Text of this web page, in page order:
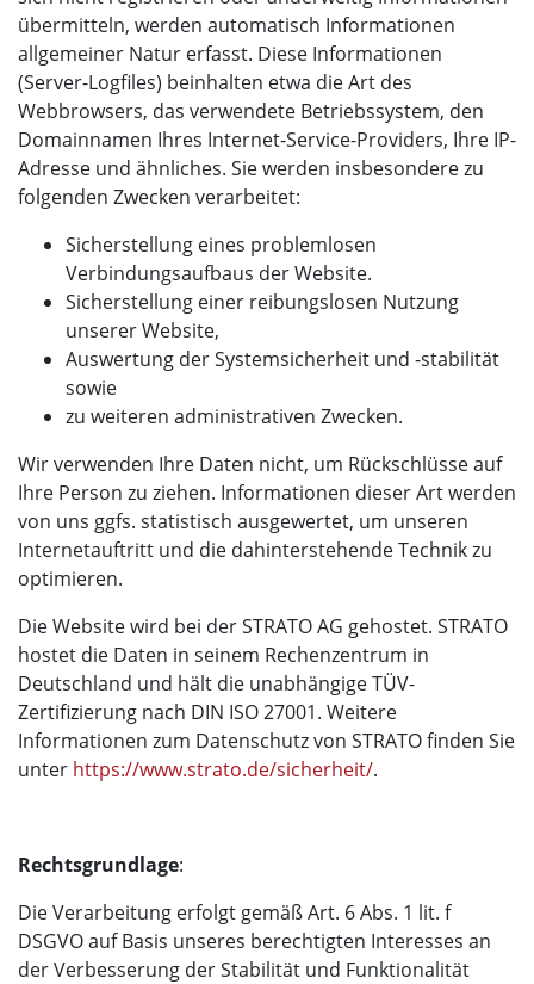
übermitteln, werden automatisch Informationen
allgemeiner Natur erfasst. Diese Informationen
(Server-Logfiles) beinhalten etwa die Art des
Webbrowsers, das verwendete Betriebssystem, den
Domainnamen Ihres Internet-Service-Providers, Ihre IP-
Adresse und ähnliches. Sie werden insbesondere zu
folgenden Zwecken verarbeitet:
Sicherstellung eines problemlosen
Verbindungsaufbaus der Website.
Sicherstellung einer reibungslosen Nutzung
unserer Website,
Auswertung der Systemsicherheit und -stabilität
sowie
zu weiteren administrativen Zwecken.
Wir verwenden Ihre Daten nicht, um Rückschlüsse auf
Ihre Person zu ziehen. Informationen dieser Art werden
von uns ggfs. statistisch ausgewertet, um unseren
Internetauftritt und die dahinterstehende Technik zu
optimieren.
Die Website wird bei der STRATO AG gehostet. STRATO
hostet die Daten in seinem Rechenzentrum in
Deutschland und hält die unabhängige TÜV-
Zertifizierung nach DIN ISO 27001. Weitere
Informationen zum Datenschutz von STRATO finden Sie
unter https://www.strato.de/sicherheit/.
Rechtsgrundlage:
Die Verarbeitung erfolgt gemäß Art. 6 Abs. 1 lit. f
DSGVO auf Basis unseres berechtigten Interesses an
der Verbesserung der Stabilität und Funktionalität